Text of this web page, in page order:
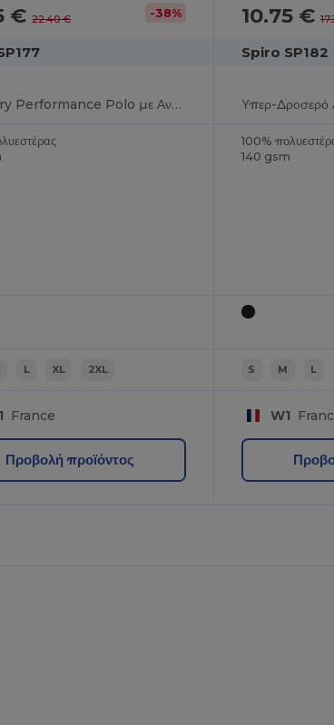
€22.40 € -38%
Cool-Dry Performance Polo με Αναπνεύσιμη Άνεση
L XL 2XL
France
Προβολή προϊόντος
10.75 €
Spiro SP182
100%
140 gsm
S M L
W1